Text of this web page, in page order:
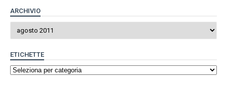
ARCHIVIO
ETICHETTE